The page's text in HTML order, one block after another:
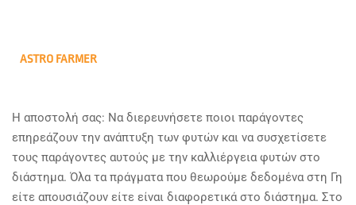
ASTRO FARMER
Η αποστολή σας: Να διερευνήσετε ποιοι παράγοντες
επηρεάζουν την ανάπτυξη των φυτών και να συσχετίσετε
τους παράγοντες αυτούς με την καλλιέργεια φυτών στο
διάστημα. Όλα τα πράγματα που θεωρούμε δεδομένα στη Γη
είτε απουσιάζουν είτε είναι διαφορετικά στο διάστημα. Στο